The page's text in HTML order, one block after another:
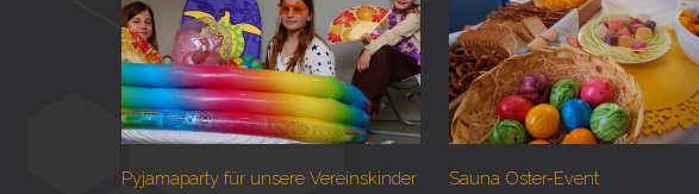
Pyjamaparty für unsere Vereinskinder
Sauna Oster-Event